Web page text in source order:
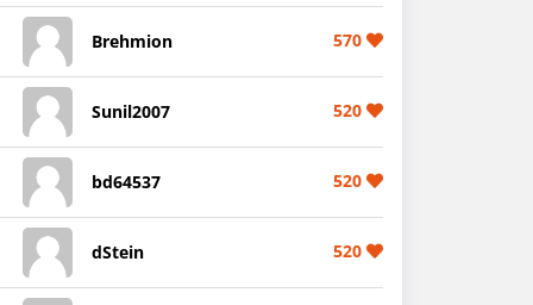
Brehmion 570
Sunil2007 520
bd64537 520
dStein 520